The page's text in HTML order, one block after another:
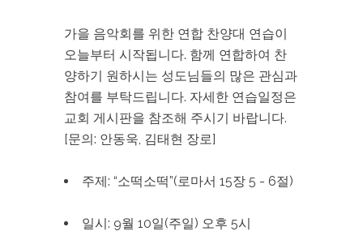
가을 음악회를 위한 연합 찬양대 연습이
오늘부터 시작됩니다. 함께 연합하여 찬
양하기 원하시는 성도님들의 많은 관심과
참여를 부탁드립니다. 자세한 연습일정은
교회 게시판을 참조해 주시기 바랍니다.
[문의: 안동욱, 김태현 장로]
주제: “소떡소떡”(로마서 15장 5 - 6절)
일시: 9월 10일(주일) 오후 5시